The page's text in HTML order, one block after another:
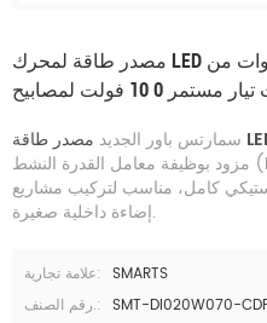
مصدر طاقة لمحرك LED قابل للتعتيم 20 وات من Slim Line 12
سمارتس باور الجديد
مزود بوظيفة معامل القدرة النشط (PFC) مدمجة، بكفاءة تشغيل تصل
كامل، مناسب لتركيب مشاريع
إضاءة داخلية صغيرة.
علامة تجارية: SMARTS
رقم الصنف.: SMT-DI020W070-